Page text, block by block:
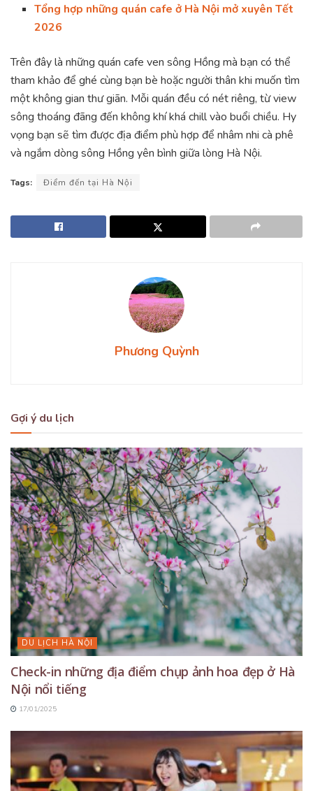
Tổng hợp những quán cafe ở Hà Nội mở xuyên Tết
2026
Trên đây là những quán cafe ven sông Hồng mà bạn có thể
tham khảo để ghé cùng bạn bè hoặc người thân khi muốn tìm
một không gian thư giãn. Mỗi quán đều có nét riêng, từ view
sông thoáng đãng đến không khí khá chill vào buổi chiều. Hy
vọng bạn sẽ tìm được địa điểm phù hợp để nhâm nhi cà phê
và ngắm dòng sông Hồng yên bình giữa lòng Hà Nội.
Tags: Điểm đến tại Hà Nội
Phương Quỳnh
Gợi ý du lịch
DU LỊCH HÀ NỘI
Check-in những địa điểm chụp ảnh hoa đẹp ở Hà
Nội nổi tiếng
17/01/2025